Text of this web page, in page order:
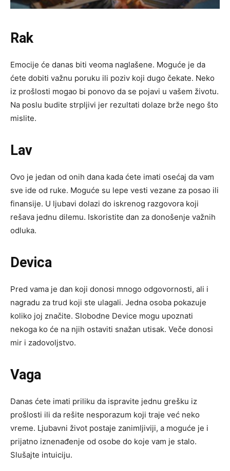
Rak
Emocije će danas biti veoma naglašene. Moguće je da
ćete dobiti važnu poruku ili poziv koji dugo čekate. Neko
iz prošlosti mogao bi ponovo da se pojavi u vašem životu.
Na poslu budite strpljivi jer rezultati dolaze brže nego što
mislite.
Lav
Ovo je jedan od onih dana kada ćete imati osećaj da vam
sve ide od ruke. Moguće su lepe vesti vezane za posao ili
finansije. U ljubavi dolazi do iskrenog razgovora koji
rešava jednu dilemu. Iskoristite dan za donošenje važnih
odluka.
Devica
Pred vama je dan koji donosi mnogo odgovornosti, ali i
nagradu za trud koji ste ulagali. Jedna osoba pokazuje
koliko joj značite. Slobodne Device mogu upoznati
nekoga ko će na njih ostaviti snažan utisak. Veče donosi
mir i zadovoljstvo.
Vaga
Danas ćete imati priliku da ispravite jednu grešku iz
prošlosti ili da rešite nesporazum koji traje već neko
vreme. Ljubavni život postaje zanimljiviji, a moguće je i
prijatno iznenađenje od osobe do koje vam je stalo.
Slušajte intuiciju.